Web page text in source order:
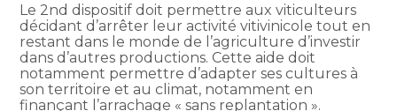
Le 2nd dispositif doit permettre aux viticulteurs
décidant d’arrêter leur activité vitivinicole tout en
restant dans le monde de l’agriculture d’investir
dans d’autres productions. Cette aide doit
notamment permettre d’adapter ses cultures à
son territoire et au climat, notamment en
finançant l’arrachage « sans replantation ».